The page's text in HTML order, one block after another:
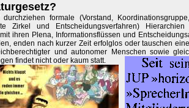
formale (Vorstand,
Zirkel und Entscheidungsverfahren)
ihren Plena, Informationsflüssen und
enden nach kurzer Zeit erfolglos oder tauschen
und autonomer Menschen sowie
findet nicht oder kaum statt.